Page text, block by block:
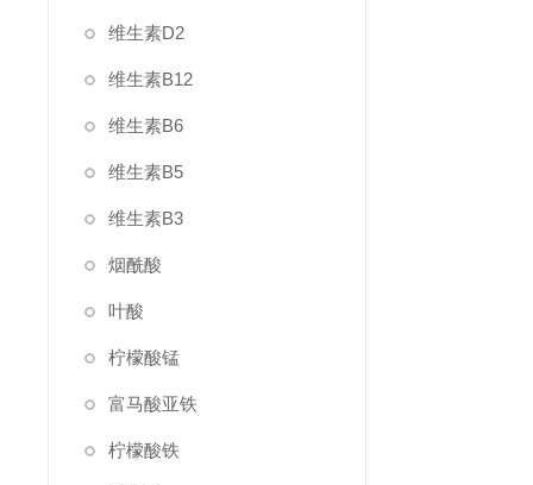
维生素D2
维生素B12
维生素B6
维生素B5
维生素B3
烟酰酸
叶酸
柠檬酸锰
富马酸亚铁
柠檬酸铁